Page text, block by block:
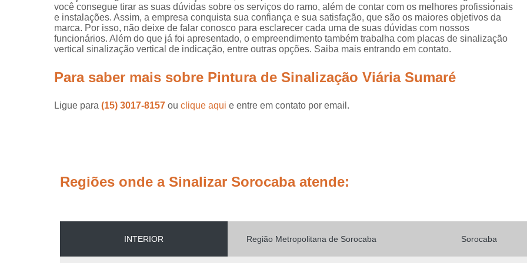
Placas de Sinalização de
Placas de Sinalização de
Placas de Sinalização
Placas de
Placas de Sinalização de
Placas de Sinalização
Placas de Sinalização Rodovia
Placas Sinalização Rodovia
você consegue tirar as suas dúvidas sobre os serviços do ramo, além de contar com os melhores profissionais
e instalações. Assim, a empresa conquista sua confiança e sua satisfação, que são os maiores objetivos da
marca. Por isso, não deixe de falar conosco para esclarecer cada uma de suas dúvidas com nossos
funcionários. Além do que já foi apresentado, o empreendimento também trabalha com placas de sinalização
vertical sinalização vertical de indicação, entre outras opções. Saiba mais entrando em contato.
Para saber mais sobre Pintura de Sinalização Viária Sumaré
Ligue para (15) 3017-8157 ou clique aqui e entre em contato por email.
Regiões onde a Sinalizar Sorocaba atende:
INTERIOR Região Metropolitana de Sorocaba Sorocaba